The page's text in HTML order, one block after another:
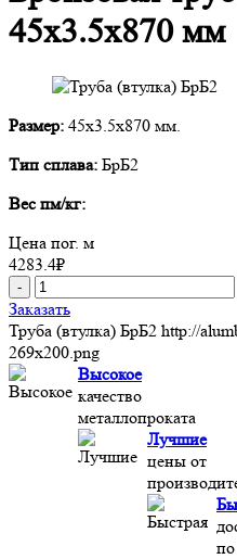
45x3.5x870 мм
Размер: 45x3.5x870 мм.
Тип сплава: БрБ2
Вес пм/кг:
Цена пог. м
4283.4₽
-
Заказать
Труба (втулка) БрБ2 http://
269x200.png
Высокое
качество
металлопроката
Лучшие
цены от